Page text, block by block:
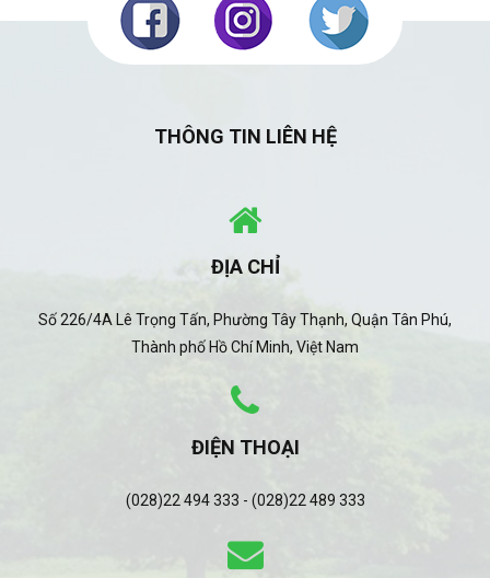
THÔNG TIN LIÊN HỆ
ĐỊA CHỈ
Số 226/4A Lê Trọng Tấn, Phường Tây Thạnh, Quận Tân Phú,
Thành phố Hồ Chí Minh, Việt Nam
ĐIỆN THOẠI
(028)22 494 333 - (028)22 489 333